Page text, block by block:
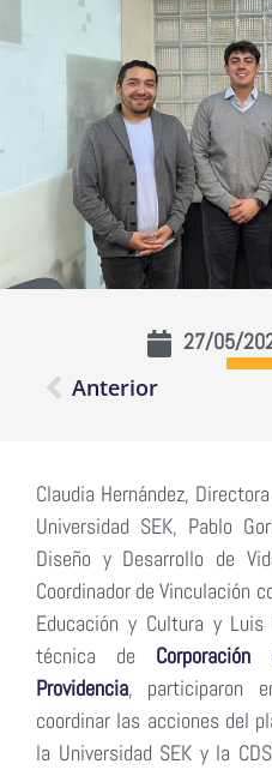
27/05/
Anterior
Claudia Hernández,
Universidad SEK, Pablo
Diseño y Desarrollo de
Coordinador de Vinculación
Educación y Cultura y
técnica de
Providencia, participaron
coordinar las acciones del
la Universidad SEK y la